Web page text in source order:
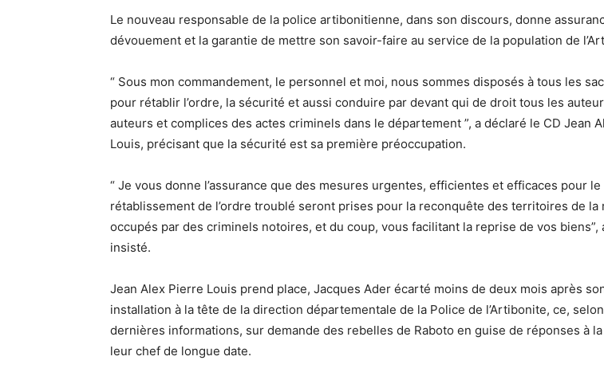
Le nouveau responsable de la police artibonitienne, dans son discours, donne
dévouement et la garantie de mettre son savoir-faire au service de la population de
“ Sous mon commandement, le personnel et moi, nous sommes disposés à tous les
pour rétablir l’ordre, la sécurité et aussi conduire par devant qui de droit tous les
auteurs et complices des actes criminels dans le département ”, a déclaré le CD Jean
Louis, précisant que la sécurité est sa première préoccupation.
“ Je vous donne l’assurance que des mesures urgentes, efficientes et efficaces pour le
rétablissement de l’ordre troublé seront prises pour la reconquête des territoires de la
occupés par des criminels notoires, et du coup, vous facilitant la reprise de vos biens”,
insisté.
Jean Alex Pierre Louis prend place, Jacques Ader écarté moins de deux mois après
installation à la tête de la direction départementale de la Police de l’Artibonite, ce,
dernières informations, sur demande des rebelles de Raboto en guise de réponses à
leur chef de longue date.